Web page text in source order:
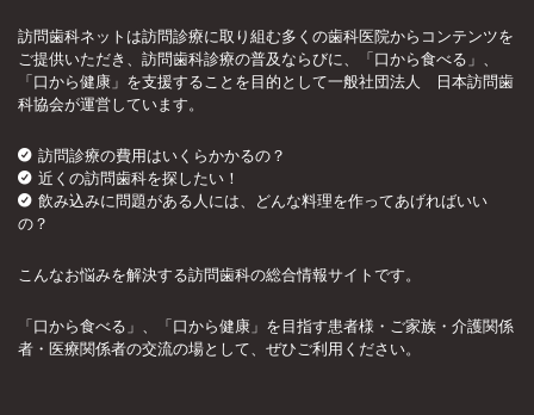
訪問歯科ネットは訪問診療に取り組む多くの歯科医院からコンテンツを
ご提供いただき、訪問歯科診療の普及ならびに、「口から食べる」、
「口から健康」を支援することを目的として一般社団法人 日本訪問歯
科協会が運営しています。
訪問診療の費用はいくらかかるの？
近くの訪問歯科を探したい！
飲み込みに問題がある人には、どんな料理を作ってあげればいい
の？
こんなお悩みを解決する訪問歯科の総合情報サイトです。
「口から食べる」、「口から健康」を目指す患者様・ご家族・介護関係
者・医療関係者の交流の場として、ぜひご利用ください。